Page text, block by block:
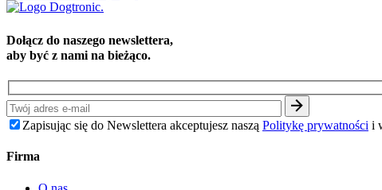
Dołącz do naszego newslettera,
aby być z nami na bieżąco.
Zapisując się do Newslettera akceptujesz naszą Politykę prywatności i
Firma